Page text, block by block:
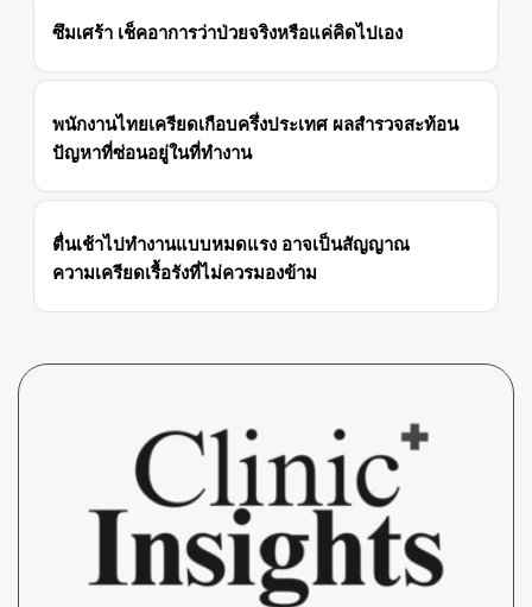
ซึมเศร้า เช็คอาการว่าป่วยจริงหรือแค่คิดไปเอง
พนักงานไทยเครียดเกือบครึ่งประเทศ ผลสำรวจสะท้อน
ปัญหาที่ซ่อนอยู่ในที่ทำงาน
ตื่นเช้าไปทำงานแบบหมดแรง อาจเป็นสัญญาณ
ความเครียดเรื้อรังที่ไม่ควรมองข้าม